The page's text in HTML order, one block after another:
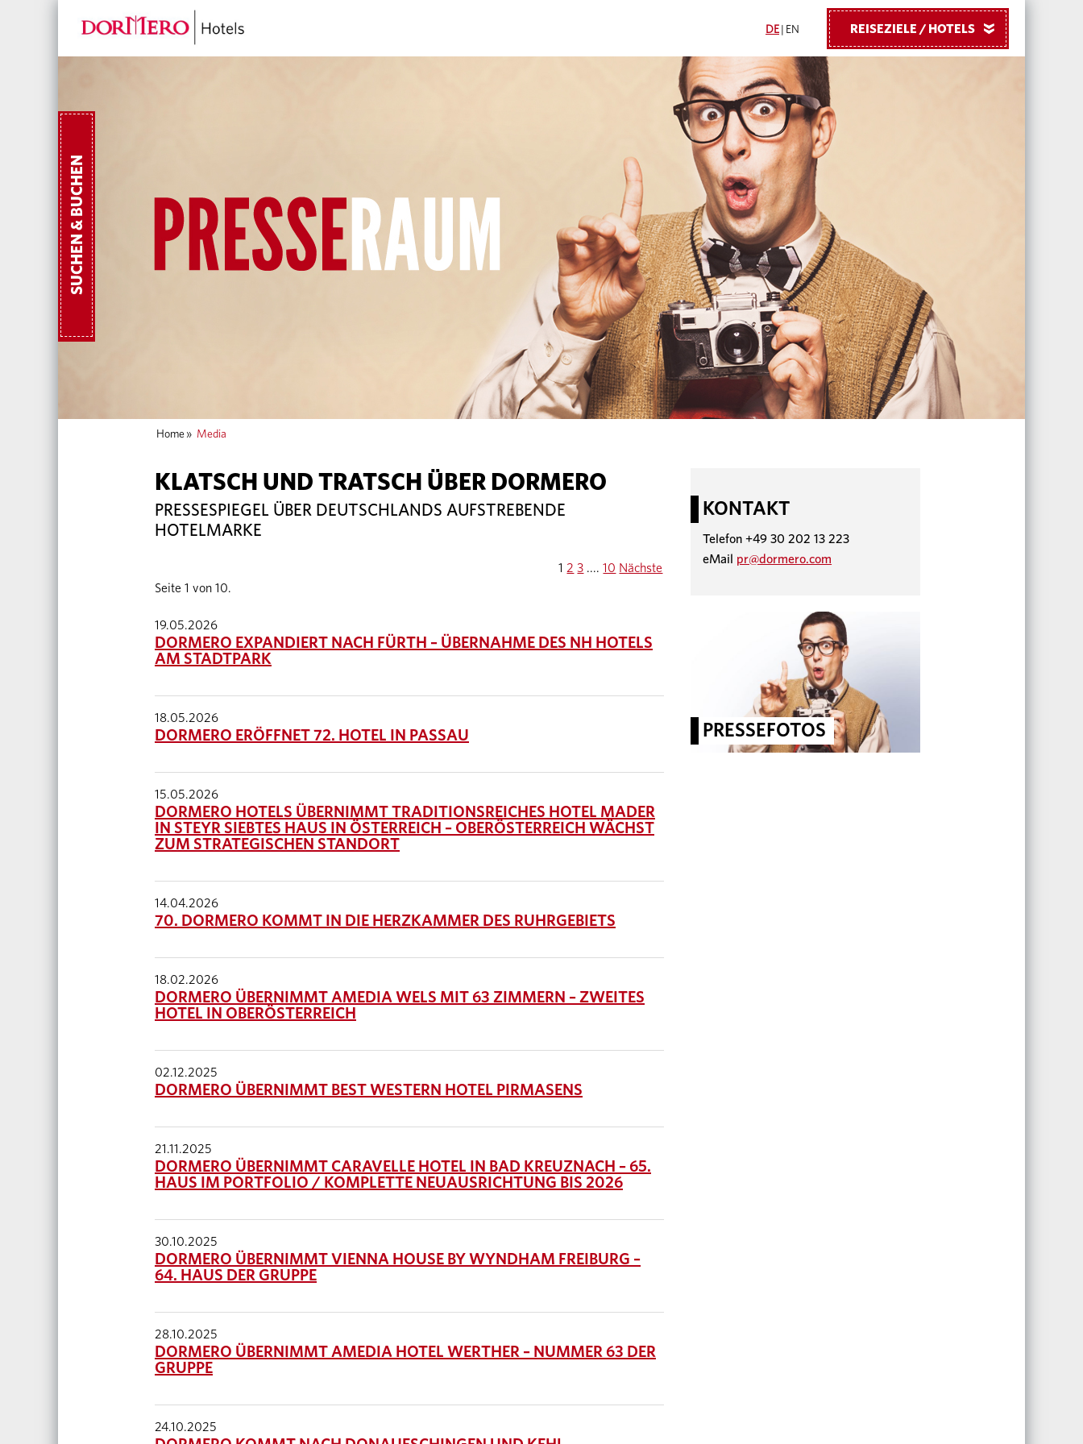
DE EN REISEZIELE / HOTELS »
SUCHEN & BUCHEN
Home » Media
KLATSCH UND TRATSCH ÜBER DORMERO
PRESSESPIEGEL ÜBER DEUTSCHLANDS AUFSTREBENDE
HOTELMARKE
Seite 1 von 10.
1 2 3 .... 10 Nächste
19.05.2026
DORMERO EXPANDIERT NACH FÜRTH – ÜBERNAHME DES NH HOTELS
AM STADTPARK
18.05.2026
DORMERO ERÖFFNET 72. HOTEL IN PASSAU
15.05.2026
DORMERO HOTELS ÜBERNIMMT TRADITIONSREICHES HOTEL MADER
IN STEYR SIEBTES HAUS IN ÖSTERREICH – OBERÖSTERREICH WÄCHST
ZUM STRATEGISCHEN STANDORT
14.04.2026
70. DORMERO KOMMT IN DIE HERZKAMMER DES RUHRGEBIETS
18.02.2026
DORMERO ÜBERNIMMT AMEDIA WELS MIT 63 ZIMMERN – ZWEITES
HOTEL IN OBERÖSTERREICH
02.12.2025
DORMERO ÜBERNIMMT BEST WESTERN HOTEL PIRMASENS
21.11.2025
DORMERO ÜBERNIMMT CARAVELLE HOTEL IN BAD KREUZNACH – 65.
HAUS IM PORTFOLIO / KOMPLETTE NEUAUSRICHTUNG BIS 2026
30.10.2025
DORMERO ÜBERNIMMT VIENNA HOUSE BY WYNDHAM FREIBURG –
64. HAUS DER GRUPPE
28.10.2025
DORMERO ÜBERNIMMT AMEDIA HOTEL WERTHER – NUMMER 63 DER
GRUPPE
24.10.2025
KONTAKT
Telefon +49 30 202 13 223
eMail pr@dormero.com
PRESSEFOTOS